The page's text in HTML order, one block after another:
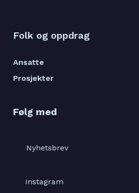
Folk og oppdrag
Ansatte
Prosjekter
Følg med
Nyhetsbrev
Instagram